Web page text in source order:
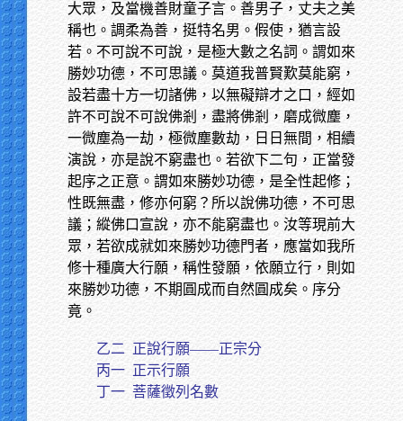
大眾，及當機善財童子言。善男子，丈夫之美
稱也。調柔為善，挺特名男。假使，猶言設
若。不可說不可說，是極大數之名詞。謂如來
勝妙功德，不可思議。莫道我普賢歎莫能窮，
設若盡十方一切諸佛，以無礙辯才之口，經如
許不可說不可說佛剎，盡將佛剎，磨成微塵，
一微塵為一劫，極微塵數劫，日日無間，相續
演說，亦是說不窮盡也。若欲下二句，正當發
起序之正意。謂如來勝妙功德，是全性起修；
性既無盡，修亦何窮？所以說佛功德，不可思
議；縱佛口宣說，亦不能窮盡也。汝等現前大
眾，若欲成就如來勝妙功德門者，應當如我所
修十種廣大行願，稱性發願，依願立行，則如
來勝妙功德，不期圓成而自然圓成矣。序分
竟。
乙二 正說行願——正宗分
丙一 正示行願
丁一 菩薩徵列名數